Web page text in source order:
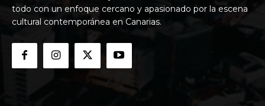
todo con un enfoque cercano y apasionado por la escena
cultural contemporánea en Canarias.